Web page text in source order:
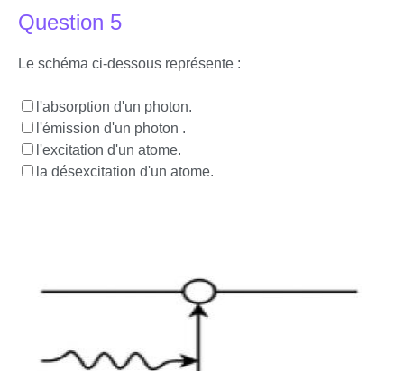
Question 5
Le schéma ci-dessous représente :
l'absorption d'un photon.
l'émission d'un photon .
l'excitation d'un atome.
la désexcitation d'un atome.